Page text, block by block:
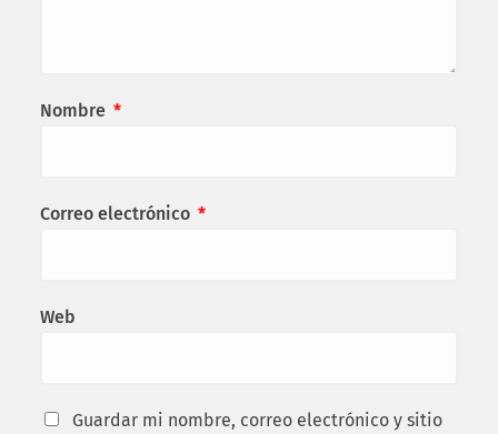
Nombre *
Correo electrónico *
Web
Guardar mi nombre, correo electrónico y sitio